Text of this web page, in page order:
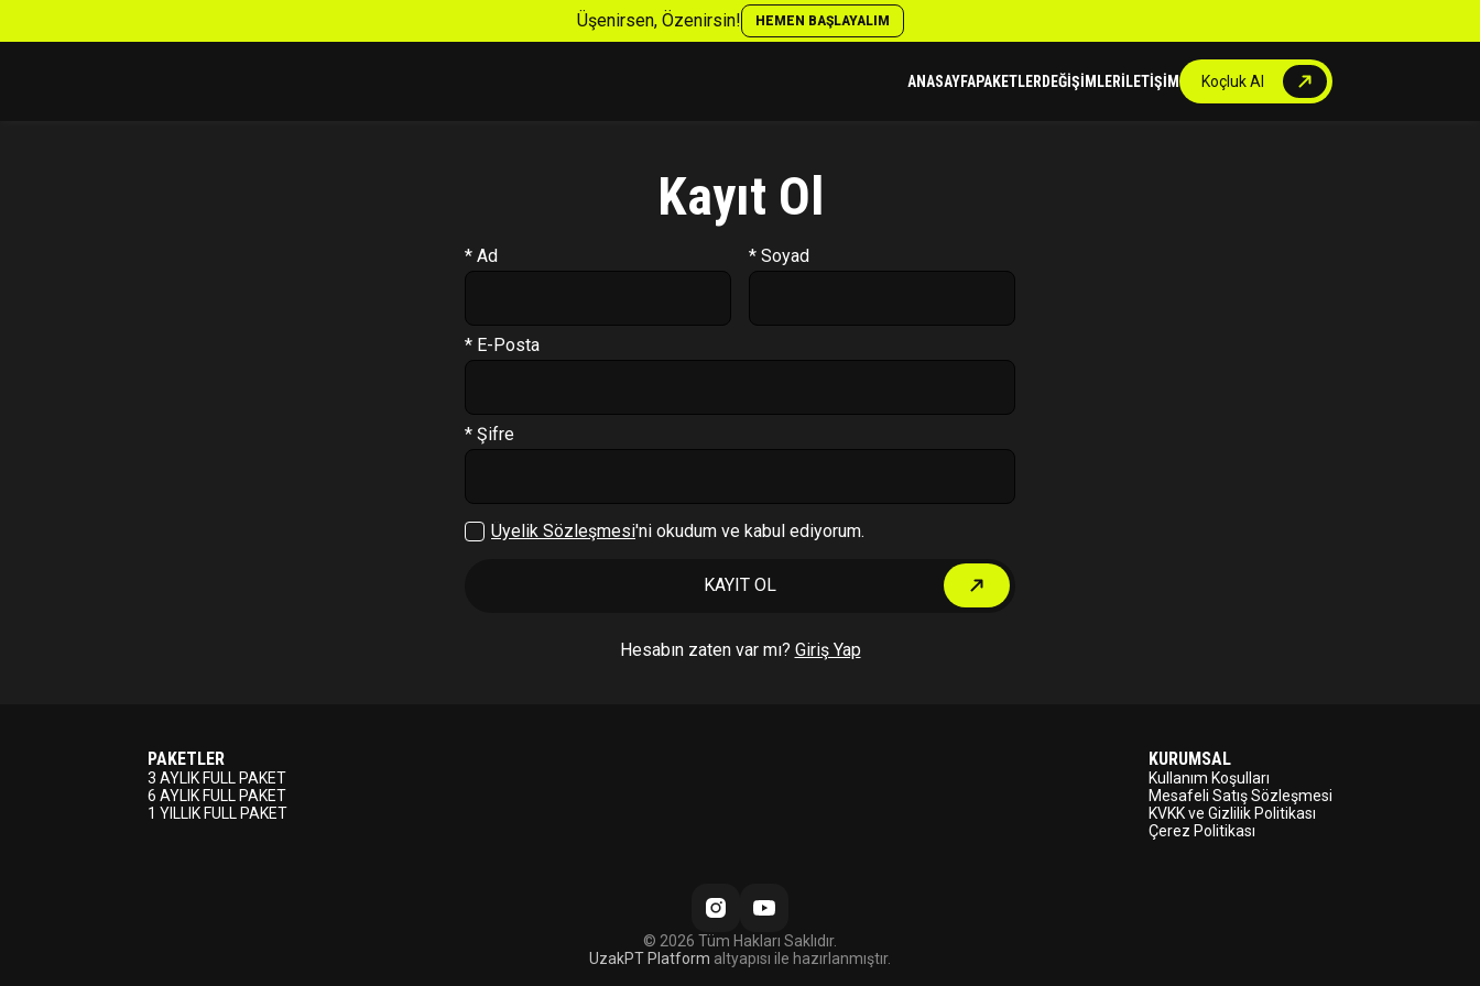
Üşenirsen, Özenirsin! HEMEN BAŞLAYALIM
ANASAYFAPAKETLER DEĞİŞİMLERİLETİŞİM Koçluk Al
Kayıt Ol
* Ad * Soyad
* E-Posta
* Şifre
Üyelik Sözleşmesi'ni okudum ve kabul ediyorum.
KAYIT OL
Hesabın zaten var mı? Giriş Yap
PAKETLER
3 AYLIK FULL PAKET
6 AYLIK FULL PAKET
1 YILLIK FULL PAKET
KURUMSAL
Kullanım Koşulları
Mesafeli Satış Sözleşmesi
KVKK ve Gizlilik Politikası
Çerez Politikası
© 2026 Tüm Hakları Saklıdır.
UzakPT Platform altyapısı ile hazırlanmıştır.